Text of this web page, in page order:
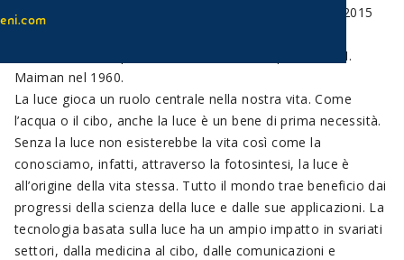
eni.com
(
), proclamata a partire dal 2015
realizzazione del primo laser al mondo da parte di T.H.
Maiman nel 1960.
La luce gioca un ruolo centrale nella nostra vita. Come
l’acqua o il cibo, anche la luce è un bene di prima necessità.
Senza la luce non esisterebbe la vita così come la
conosciamo, infatti, attraverso la fotosintesi, la luce è
all’origine della vita stessa. Tutto il mondo trae beneficio dai
progressi della scienza della luce e dalle sue applicazioni. La
tecnologia basata sulla luce ha un ampio impatto in svariati
settori, dalla medicina al cibo, dalle comunicazioni e